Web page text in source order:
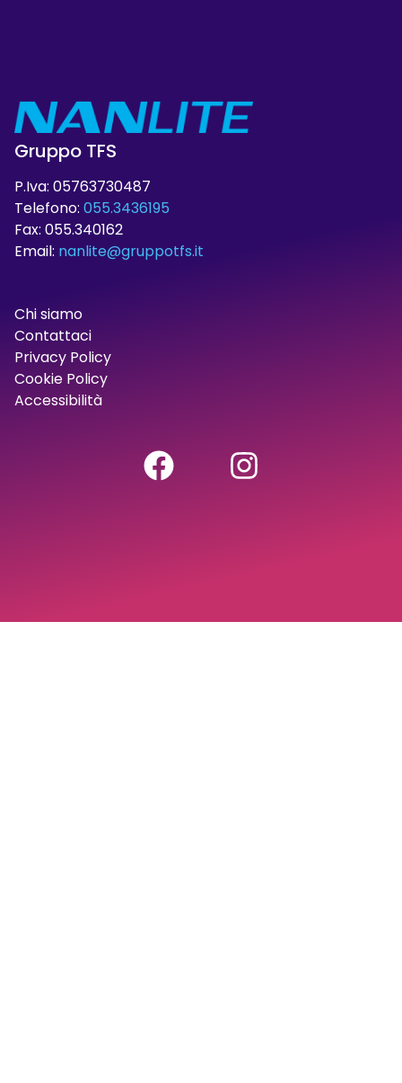
Gruppo TFS
P.Iva: 05763730487
Telefono: 055.3436195
Fax: 055.340162
Email: nanlite@gruppotfs.it
Chi siamo
Contattaci
Privacy Policy
Cookie Policy
Accessibilità